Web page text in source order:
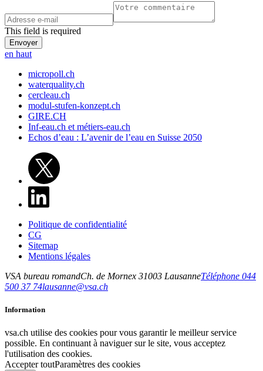
This field is required
en haut
micropoll.ch
waterquality.ch
cercleau.ch
modul-stufen-konzept.ch
GIRE.CH
Inf-eau.ch et métiers-eau.ch
Echos d’eau : L’avenir de l’eau en Suisse 2050
Politique de confidentialité
CG
Sitemap
Mentions légales
VSA bureau romandCh. de Mornex 31003 LausanneTéléphone 044
500 37 74lausanne@vsa.ch
Information
vsa.ch utilise des cookies pour vous garantir le meilleur service
possible. En continuant à naviguer sur le site, vous acceptez
l'utilisation des cookies.
Accepter toutParamètres des cookies